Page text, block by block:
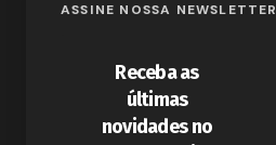
ASSINE NOSSA NEWSLETTER
Receba as
últimas
novidades no